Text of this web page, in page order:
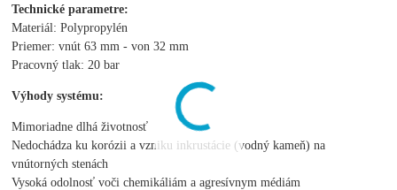
Technické parametre:
Materiál: Polypropylén
Priemer: vnút 63 mm - von 32 mm
Pracovný tlak: 20 bar
Výhody systému:
Mimoriadne dlhá životnosť
Nedochádza ku korózii a vzniku inkrustácie (vodný kameň) na
vnútorných stenách
Vysoká odolnosť voči chemikáliám a agresívnym médiám